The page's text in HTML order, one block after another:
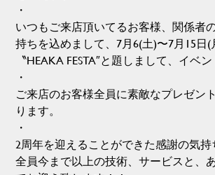
・
いつもご来店頂いてるお客様、関係者
持ちを込めまして、7月6(土)〜7月15日
〝HEAKA FESTA″と題しまして、イベ
・
ご来店のお客様全員に素敵なプレゼン
ります。
・
2周年を迎えることができた感謝の気
全員今まで以上の技術、サービスと、